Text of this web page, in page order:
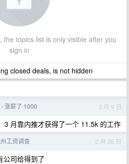
the topics list is only visible after you
sign in
closed deals, is not hidden
› 涨薪了 1000 3 月 9 日
3 月靠内推才获得了一个 11.5k 的工作
工资调查 2 月 26 日
公司给得到了